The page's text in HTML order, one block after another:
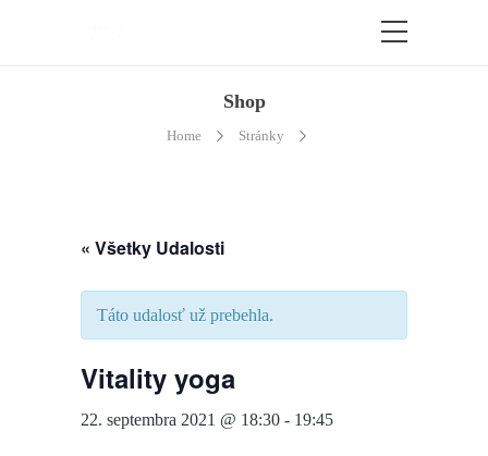
Shop
Home Stránky
« Všetky Udalosti
Táto udalosť už prebehla.
Vitality yoga
22. septembra 2021 @ 18:30 - 19:45